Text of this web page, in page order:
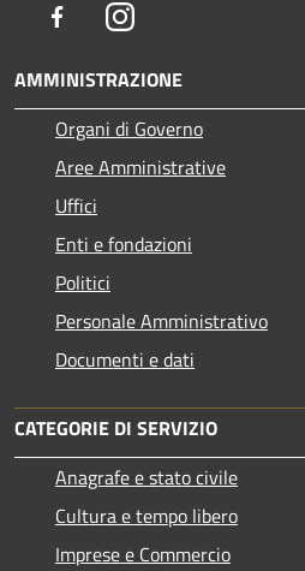
FacebookInstagram
AMMINISTRAZIONE
Organi di Governo
Aree Amministrative
Uffici
Enti e fondazioni
Politici
Personale Amministrativo
Documenti e dati
CATEGORIE DI SERVIZIO
Anagrafe e stato civile
Cultura e tempo libero
Imprese e Commercio